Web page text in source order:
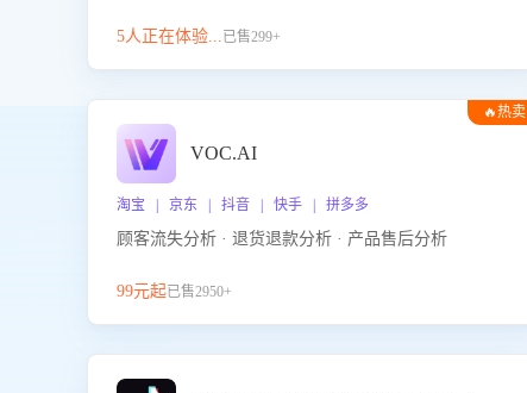
5人正在体验...已售299+
🔥热卖
VOC.AI
淘宝 | 京东 | 抖音 | 快手 | 拼多多
顾客流失分析 · 退货退款分析 · 产品售后分析
99元起已售2950+